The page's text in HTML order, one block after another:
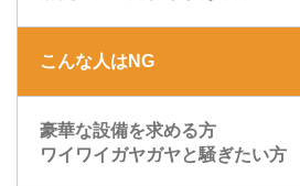
こんな人はNG
豪華な設備を求める方
ワイワイガヤガヤと騒ぎたい方